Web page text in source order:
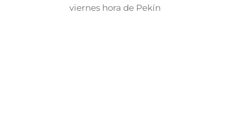
viernes hora de Pekín